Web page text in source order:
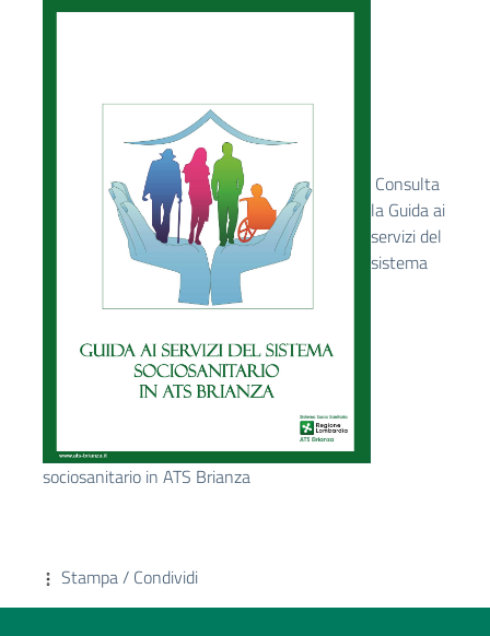
Consulta
la Guida ai
servizi del
sistema
sociosanitario in ATS Brianza
Stampa / Condividi